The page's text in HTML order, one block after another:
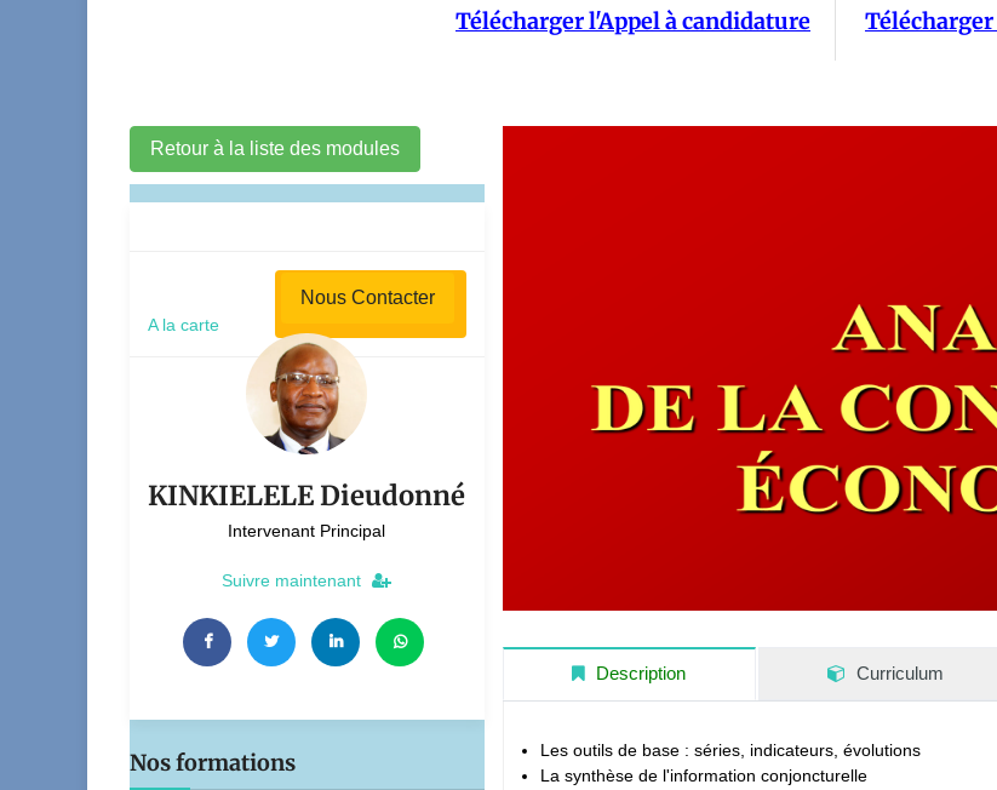
Télécharger l'Appel à candidature
Retour à la liste des modules
A la carte
Nous Contacter
KINKIELELE Dieudonné
Intervenant Principal
Suivre maintenant
Nos formations
Description Curriculum
Les outils de base : séries, indicateurs, évolutions
La synthèse de l'information conjoncturelle